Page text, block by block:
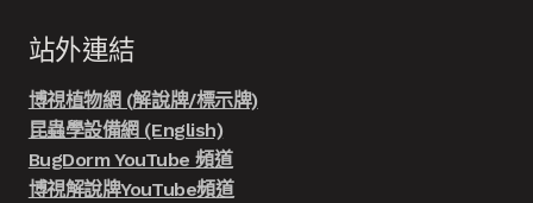
站外連結
博視植物網 (解說牌/標示牌)
昆蟲學設備網 (English)
BugDorm YouTube 頻道
博視解說牌YouTube頻道